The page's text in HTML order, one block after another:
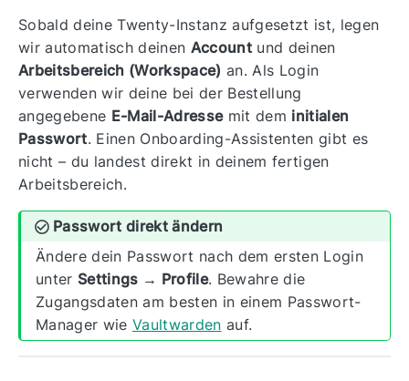
Sobald deine Twenty-Instanz aufgesetzt ist, legen
wir automatisch deinen Accountund deinen
Arbeitsbereich (Workspace) an. Als Login
verwenden wir deine bei der Bestellung
angegebene E-Mail-Adressemit dem initialen
Passwort. Einen Onboarding-Assistenten gibt es
nicht – du landest direkt in deinem fertigen
Arbeitsbereich.
Passwort direkt ändern
Ändere dein Passwort nach dem ersten Login
unter Settings → Profile. Bewahre die
Zugangsdaten am besten in einem Passwort-
Manager wie Vaultwarden auf.